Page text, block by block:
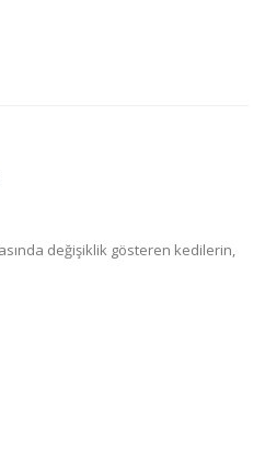
değişiklik gösteren kedilerin,